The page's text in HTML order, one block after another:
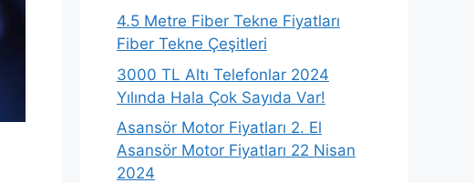
4.5 Metre Fiber Tekne Fiyatları
Fiber Tekne Çeşitleri
3000 TL Altı Telefonlar 2024
Yılında Hala Çok Sayıda Var!
Asansör Motor Fiyatları 2. El
Asansör Motor Fiyatları 22 Nisan
2024